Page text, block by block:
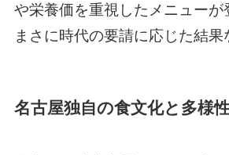
や栄養価を重視したメニューが
まさに時代の要請に応じた結果
名古屋独自の食文化と多様